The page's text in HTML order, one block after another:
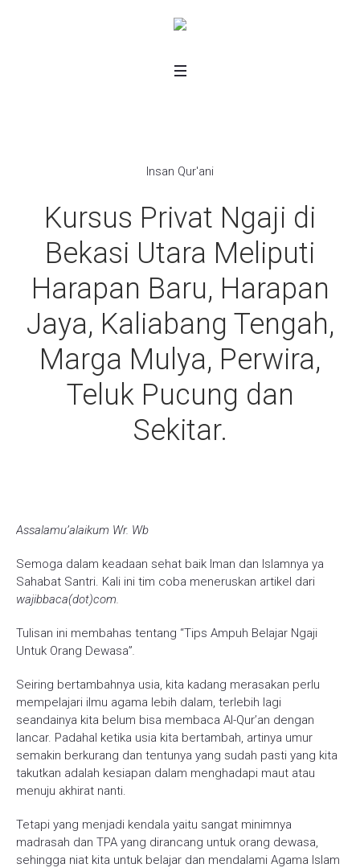
Insan Qur'ani
Kursus Privat Ngaji di
Bekasi Utara Meliputi
Harapan Baru, Harapan
Jaya, Kaliabang Tengah,
Marga Mulya, Perwira,
Teluk Pucung dan
Sekitar.
Assalamu’alaikum Wr. Wb
Semoga dalam keadaan sehat baik Iman dan Islamnya ya
Sahabat Santri. Kali ini tim coba meneruskan artikel dari
wajibbaca(dot)com.
Tulisan ini membahas tentang “Tips Ampuh Belajar Ngaji
Untuk Orang Dewasa”.
Seiring bertambahnya usia, kita kadang merasakan perlu
mempelajari ilmu agama lebih dalam, terlebih lagi
seandainya kita belum bisa membaca Al-Qur’an dengan
lancar. Padahal ketika usia kita bertambah, artinya umur
semakin berkurang dan tentunya yang sudah pasti yang kita
takutkan adalah kesiapan dalam menghadapi maut atau
menuju akhirat nanti.
Tetapi yang menjadi kendala yaitu sangat minimnya
madrasah dan TPA yang dirancang untuk orang dewasa,
sehingga niat kita untuk belajar dan mendalami Agama Islam